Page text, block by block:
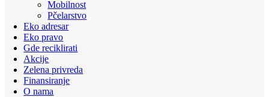
Mobilnost
Pčelarstvo
Eko adresar
Eko pravo
Gde reciklirati
Akcije
Zelena privreda
Finansiranje
O nama